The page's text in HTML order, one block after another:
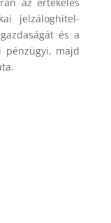
jelzáloghitel-
és a
pénzügyi, majd